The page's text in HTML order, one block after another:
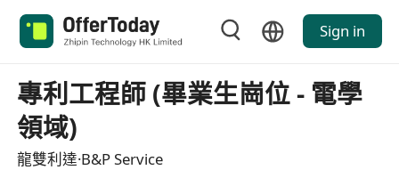
Sign in
專利工程師 (畢業生崗位 - 電學
領域)
龍雙利達·B&P Service